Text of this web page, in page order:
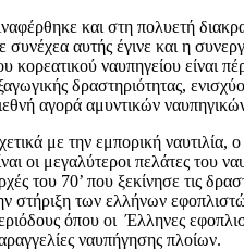
και στη πολυετή
συνέχεα αυτής έγινε και η
κορεατικού ναυπηγείου είναι
δραστηριότητας,
αγορά αμυντικών
με την εμπορική ναυτιλία,
οι μεγαλύτεροι πελάτες του
του 70’ που ξεκίνησε τις
στήριξη των ελλήνων
όπου οι Έλληνες
ναυπήγησης πλοίων.